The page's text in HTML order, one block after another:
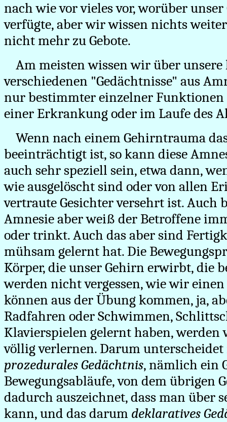
nach wie vor vieles vor, worüber
verfügte, aber wir wissen nichts
nicht mehr zu Gebote.
Am meisten wissen wir über
verschiedenen "Gedächtnisse" aus
nur bestimmter einzelner
einer Erkrankung oder im Laufe des
Wenn nach einem Gehirntrauma
beeinträchtigt ist, so kann diese
auch sehr speziell sein, etwa dann,
wie ausgelöscht sind oder von allen
vertraute Gesichter versehrt ist. Auch
Amnesie aber weiß der Betroffene
oder trinkt. Auch das aber sind
mühsam gelernt hat. Die
Körper, die unser Gehirn erwirbt, die
werden nicht vergessen, wie wir
können aus der Übung kommen, ja,
Radfahren oder Schwimmen,
Klavierspielen gelernt haben,
völlig verlernen. Darum
prozedurales Gedächtnis, nämlich ein
Bewegungsabläufe, von dem übrigen
dadurch auszeichnet, dass man über
kann, und das darum deklaratives